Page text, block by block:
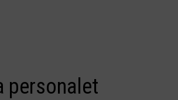
personalet